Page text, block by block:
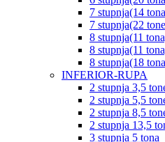
7 stupnja(14
7 stupnja(22
8 stupnja(11
8 stupnja(11
8 stupnja(18
INFERIOR-RUPA
2 stupnja 3,5
2 stupnja 5,5
2 stupnja 8,5
2 stupnja 13,5
3 stupnja 5 tona